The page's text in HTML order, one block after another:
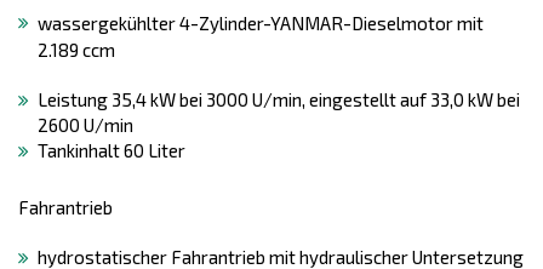
wassergekühlter 4-Zylinder-YANMAR-Dieselmotor mit
2.189 ccm
Leistung 35,4 kW bei 3000 U/min, eingestellt auf 33,0 kW bei
2600 U/min
Tankinhalt 60 Liter
Fahrantrieb
hydrostatischer Fahrantrieb mit hydraulischer Untersetzung